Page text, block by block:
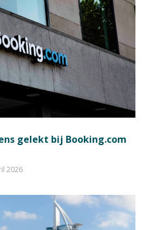
gelekt bij Booking.com
2026